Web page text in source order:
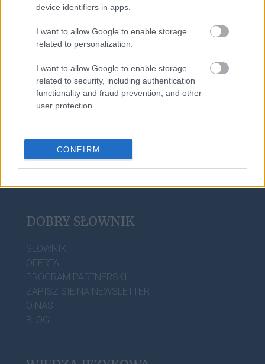
device identifiers in apps.
I want to allow Google to enable storage
related to personalization.
I want to allow Google to enable storage
related to security, including authentication
functionality and fraud prevention, and other
user protection.
CONFIRM
DOBRY SŁOWNIK
SŁOWNIK
OFERTA
PROGRAM PARTNERSKI
ZAPISZ SIĘ NA NEWSLETTER
O NAS
BLOG